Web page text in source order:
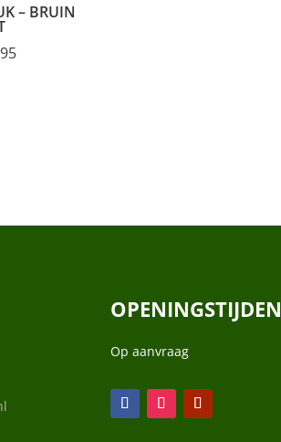
– BRUIN
OPENINGSTIJDEN
Op aanvraag